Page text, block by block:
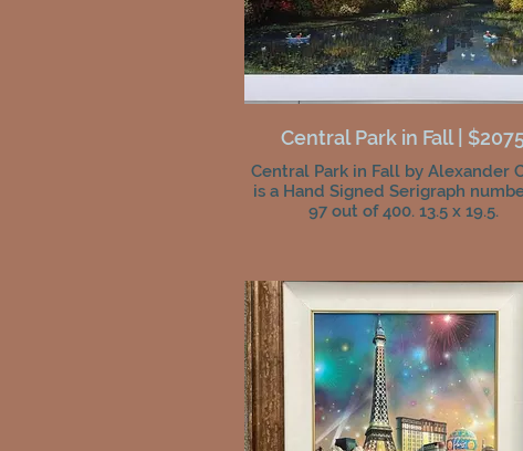
Central Park in Fall |
Central Park in Fall by Alexander
is a Hand Signed Serigraph
97 out of 400. 13.5 x 19.5.